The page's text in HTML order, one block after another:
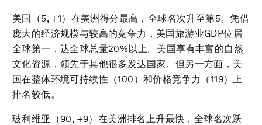
美国（5, +1）在美洲得分最高，全球名次升至第5。凭借
庞大的经济规模与较高的竞争力，美国旅游业GDP位居
全球第一，达全球总量20%以上。美国享有丰富的自然
文化资源，领先于其他很多发达国家。但另一方面，美
国在整体环境可持续性（100）和价格竞争力（119）上
排名较低。
玻利维亚（90, +9）在美洲排名上升最快，全球名次跃